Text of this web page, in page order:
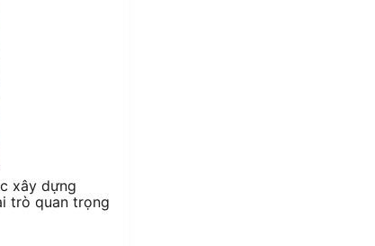
xây dựng
trò quan trọng